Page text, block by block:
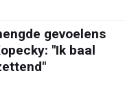
gevoelens
"Ik baal